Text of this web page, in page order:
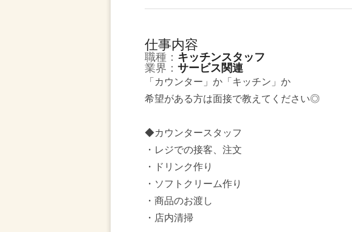
仕事内容
職種： キッチンスタッフ
業界： サービス関連
「カウンター」か「キッチン」か
希望がある方は面接で教えてください◎
◆カウンタースタッフ
・レジでの接客、注文
・ドリンク作り
・ソフトクリーム作り
・商品のお渡し
・店内清掃